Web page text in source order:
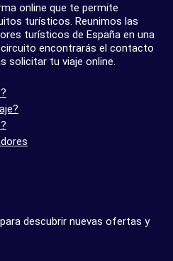
online que te permite
turísticos. Reunimos las
turísticos de España en una
encontrarás el contacto
solicitar tu viaje online.
descubrir nuevas ofertas y